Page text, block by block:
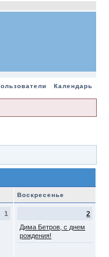
Календарь
Воскресенье
1
2
Дима Бетров, с днем
рождения!